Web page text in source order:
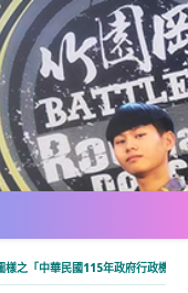
樣之「中華民國115年政府行政機關